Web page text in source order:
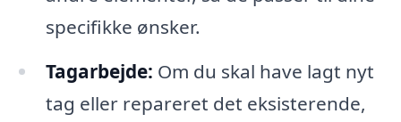
specifikke ønsker.
Tagarbejde: Om du skal have lagt nyt
tag eller repareret det eksisterende,